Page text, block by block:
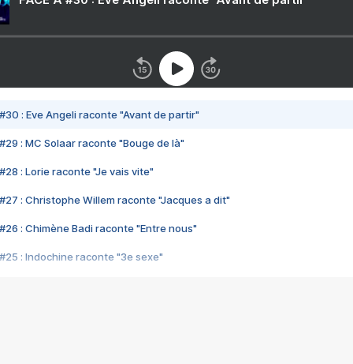
#30 : Eve Angeli raconte "Avant de partir"
#29 : MC Solaar raconte "Bouge de là"
#28 : Lorie raconte "Je vais vite"
#27 : Christophe Willem raconte "Jacques a dit"
#26 : Chimène Badi raconte "Entre nous"
#25 : Indochine raconte "3e sexe"